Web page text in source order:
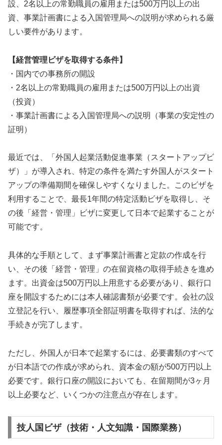
設、2名以上の常勤職員の雇用または500万円以上の出
資、事業計画書による入国管理局への説明が求められる厳
しい要件があります。
【経営管理ビザを取得する条件】
・国内での事務所の開設
・2名以上の常勤職員の雇用または500万円以上の出資
（投資）
・事業計画書による入国管理局への説明（事業の安定性の
証明）
最近では、「外国人起業活動促進事業（スタートアップビ
ザ）」が導入され、特定の条件を満たす外国人がスタート
アップの準備期間を確保しやすくなりました。このビザを
利用することで、最長1年間の特定活動ビザを取得し、そ
の後「経営・管理」ビザに変更して日本で起業することが
可能です。
具体的な手順として、まず事業計画書と定款の作成を行
い、その後「経営・管理」の在留資格の取得手続きを進め
ます。出資金は500万円以上用意する必要があり、銀行口
座を開設するためには本人確認書類が必要です。会社の設
立登記を行い、履歴事項全部証明書を取得すれば、法的な
手続きが完了します。
ただし、外国人が日本で起業するには、必要書類のすべて
が日本語での作成が求められ、資本金の額が500万円以上
必要です。銀行口座の開設においても、在留期間が3ヶ月
以上必要など、いくつかの注意点が存在します。
技人国ビザ（技術・人文知識・国際業務）